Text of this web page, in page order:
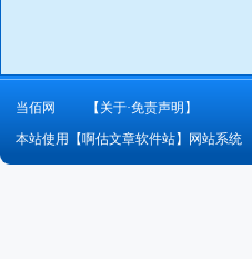
当佰网
【关于·免责声明】
本站使用【啊估文章软件站】网站系统